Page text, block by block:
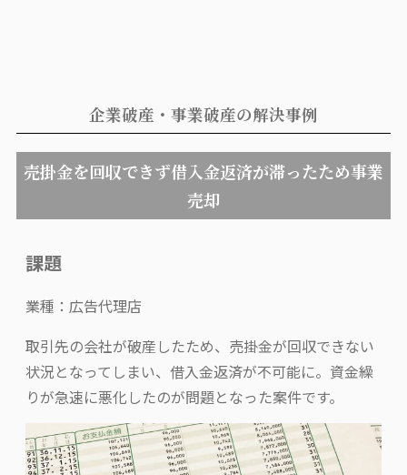
企業破産・事業破産の解決事例
売掛金を回収できず借入金返済が滞ったため事業
売却
課題
業種：広告代理店
取引先の会社が破産したため、売掛金が回収できない
状況となってしまい、借入金返済が不可能に。資金繰
りが急速に悪化したのが問題となった案件です。